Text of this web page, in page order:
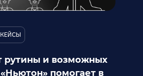
КЕЙСЫ
рутины и возможных
помогает в